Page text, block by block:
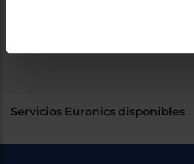
Servicios Euronics disponibles